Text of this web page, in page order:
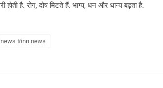
होती है. रोग, दोष मिटते हैं. भाग्य, धन और धान्य बढ़ता है.
#inn news